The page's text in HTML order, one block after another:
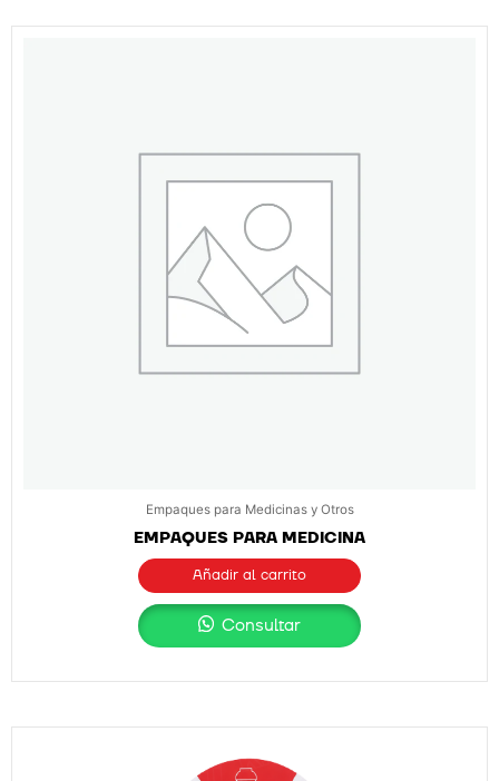
Empaques para Medicinas y Otros
EMPAQUES PARA MEDICINA
Añadir al carrito
Consultar